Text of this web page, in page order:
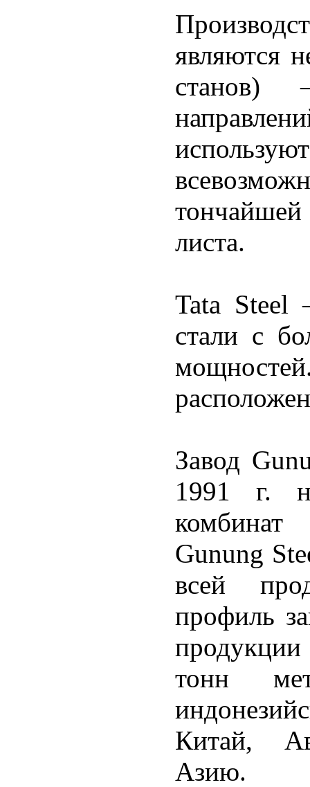
являются
станов)
листа.
Tata Steel
стали с
Завод
1991 г.
комбинат
Gunung
всей
профиль
тонн
Китай,
Азию.